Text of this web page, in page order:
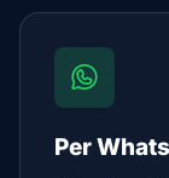
Per